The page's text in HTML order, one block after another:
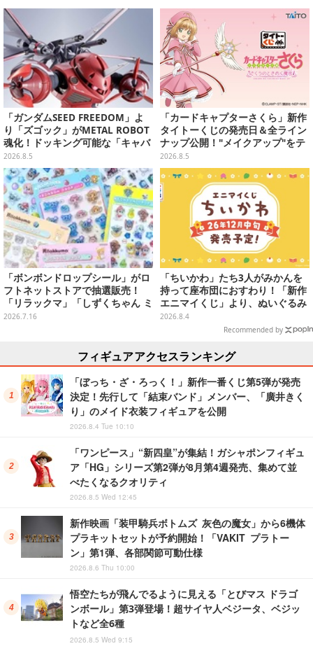
「ガンダムSEED FREEDOM」よ
り「ズゴック」がMETAL ROBOT
魂化！ドッキング可能な「キャバ
リアーアイフリッド」も同時に予
約開始
2026.8.5
「カードキャプターさくら」新作
タイトーくじの発売日＆全ライン
ナップ公開！"メイクアップ"をテ
ーマに、日常でも使いたくなるア
イテムがズラリ
2026.8.5
「ボンボンドロップシール」がロ
フトネットストアで抽選販売！
「リラックマ」「しずくちゃん ミ
ニ」など全12種をラインナップ
2026.7.16
「ちいかわ」たち3人がみかんを
持って座布団におすわり！「新作
エニマイくじ」より、ぬいぐるみ
画像が初公開
2026.8.4
Recommended by
フィギュアアクセスランキング
「ぼっち・ざ・ろっく！」新作一番くじ第5弾が発売
決定！先行して「結束バンド」メンバー、「廣井きく
り」のメイド衣装フィギュアを公開
2026.8.4 Tue 10:10
「ワンピース」“新四皇”が集結！ガシャポンフィギュ
ア「HG」シリーズ第2弾が8月第4週発売、集めて並
べたくなるクオリティ
2026.8.5 Wed 12:45
新作映画「装甲騎兵ボトムズ 灰色の魔女」から6機体
プラキットセットが予約開始！「VAKIT プラトー
ン」第1弾、各部関節可動仕様
2026.8.6 Thu 10:00
悟空たちが飛んでるように見える「とびマス ドラゴ
ンボール」第3弾登場！超サイヤ人ベジータ、ベジッ
トなど全6種
2026.8.5 Wed 9:15